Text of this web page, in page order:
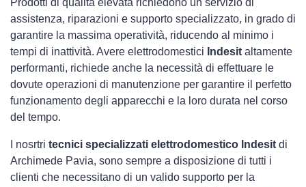
Prodotti di qualità elevata richiedono un servizio di
assistenza, riparazioni e supporto specializzato, in grado di
garantire la massima operatività, riducendo al minimo i
tempi di inattività. Avere elettrodomestici Indesit altamente
performanti, richiede anche la necessità di effettuare le
dovute operazioni di manutenzione per garantire il perfetto
funzionamento degli apparecchi e la loro durata nel corso
del tempo.
I nosrtri tecnici specializzati elettrodomestico Indesit di
Archimede Pavia, sono sempre a disposizione di tutti i
clienti che necessitano di un valido supporto per la